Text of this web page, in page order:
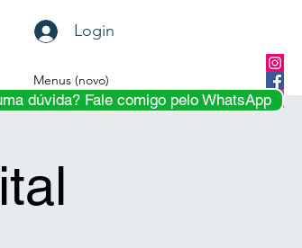
dúvida? Fale comigo pelo WhatsApp
Login
Menus (novo)